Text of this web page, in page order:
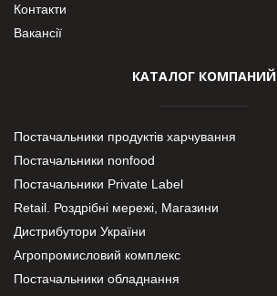
Контакти
Вакансії
КАТАЛОГ КОМПАНИЙ
Постачальники продуктів харчування
Постачальники nonfood
Постачальники Private Label
Retail. Роздрібні мережі, Магазини
Дистрибутори України
Агропромисловий комплекс
Постачальники обладнання